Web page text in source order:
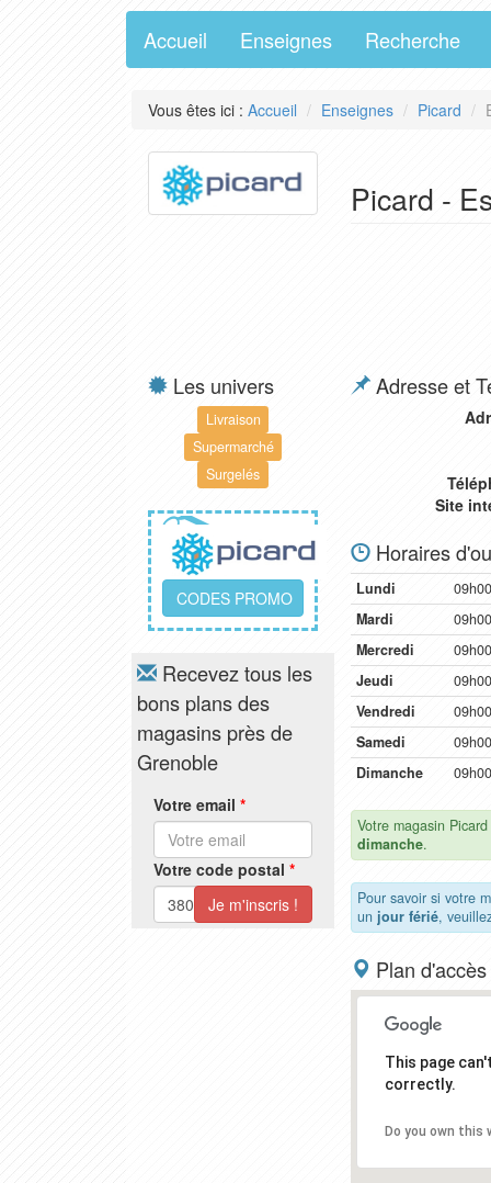
Accueil Enseignes Recherche
Vous êtes ici : Accueil Enseignes Picard
Picard -
Les univers
Livraison
Supermarché
Surgelés
CODES PROMO
Recevez tous les
bons plans des
magasins près de
Grenoble
Votre email *
Votre code postal *
Adresse et
Site
Horaires
Lundi
Mardi
Mercredi
Jeudi
Vendredi
Samedi
Dimanche
Votre magasin
dimanche.
Pour savoir si votre
un jour férié,
Plan d'accès
This page
correctly.
Do you own this